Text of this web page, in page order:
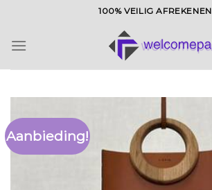
inhoud
100% VEILIG AFREKENEN
Aanbieding!